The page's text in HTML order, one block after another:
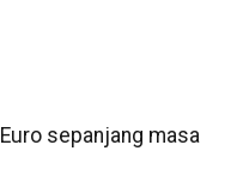
sepanjang masa